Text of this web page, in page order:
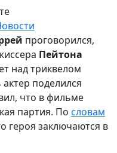
проговорился,
Пейтона
над триквелом
поделился
что в фильме
партия. По словам
героя заключаются в